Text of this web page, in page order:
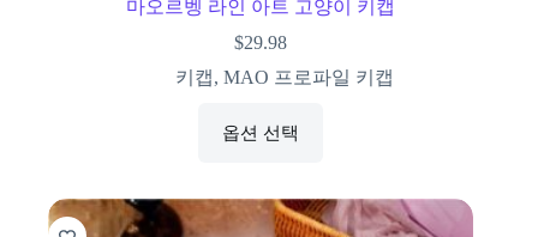
마오르벵 라인 아트 고양이 키캡
$29.98
키캡,MAO 프로파일 키캡
옵션 선택